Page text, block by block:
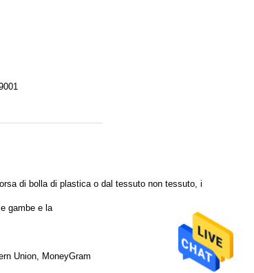
di bolla di plastica o dal tessuto non tessuto, i pp
gambe e la
Union, MoneyGram